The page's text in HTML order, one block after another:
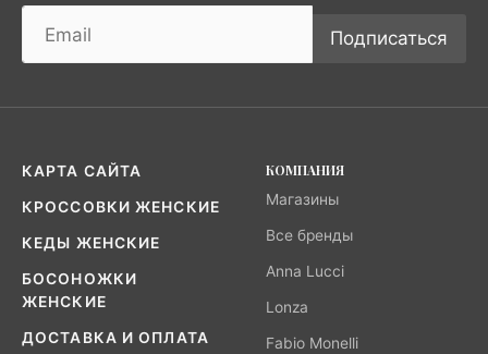
Подписаться
КАРТА САЙТА
КРОССОВКИ ЖЕНСКИЕ
КЕДЫ ЖЕНСКИЕ
БОСОНОЖКИ
ЖЕНСКИЕ
ДОСТАВКА И ОПЛАТА
КОМПАНИЯ
Магазины
Все бренды
Anna Lucci
Lonza
Fabio Monelli